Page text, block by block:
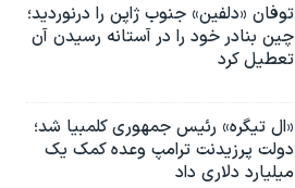
توفان «دلفین» جنوب ژاپن را درنوردید؛
چین بنادر خود را در آستانه رسیدن آن
تعطیل کرد
«ال تیگره» رئیس جمهوری کلمبیا شد؛
دولت پرزیدنت ترامپ وعده کمک یک
میلیارد دلاری داد